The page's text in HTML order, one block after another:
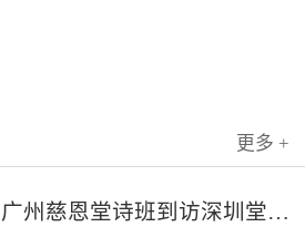
更多 +
广州慈恩堂诗班到访深圳堂、和平堂